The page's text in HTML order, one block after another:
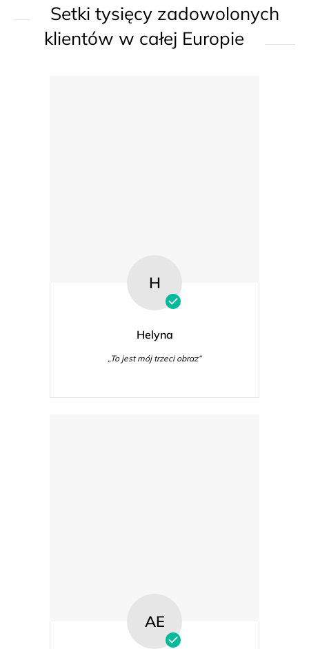
t
Setki tysięcy zadowolonych
klientów w całej Europie
H
Helyna
„To jest mój trzeci obraz“
AE